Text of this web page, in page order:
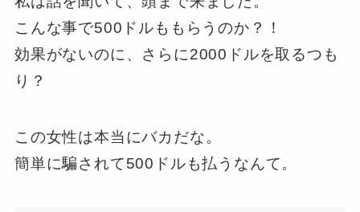
こんな事で500ドルももらうのか？！
効果がないのに、さらに2000ドルを取るつも
り？
この女性は本当にバカだな。
簡単に騙されて500ドルも払うなんて。